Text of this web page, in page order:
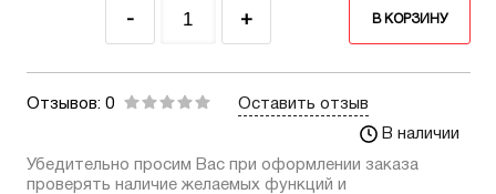
- + В КОРЗИНУ
Отзывов: 0
Оставить отзыв
В наличии
Убедительно просим Вас при оформлении заказа
проверять наличие желаемых функций и